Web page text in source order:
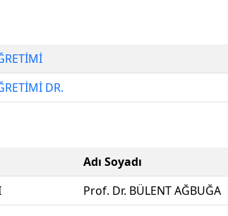
DR.
Adı Soyadı
Prof. Dr. BÜLENT AĞBUĞA